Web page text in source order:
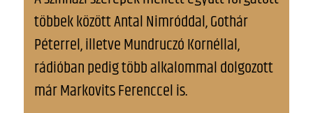
többek között Antal Nimróddal, Gothár
Péterrel, illetve Mundruczó Kornéllal,
rádióban pedig több alkalommal dolgozott
már Markovits Ferenccel is.